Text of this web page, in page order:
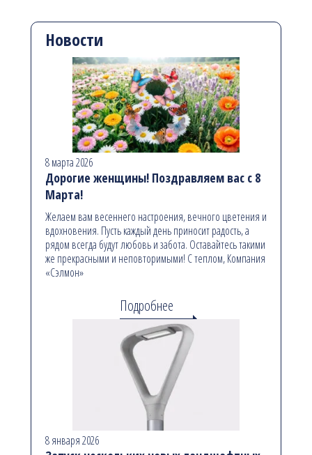
Новости
8 марта 2026
Дорогие женщины! Поздравляем вас с 8
Марта!
Желаем вам весеннего настроения, вечного цветения и
вдохновения. Пусть каждый день приносит радость, а
рядом всегда будут любовь и забота. Оставайтесь такими
же прекрасными и неповторимыми! С теплом, Компания
«Сэлмон»
Подробнее
8 января 2026